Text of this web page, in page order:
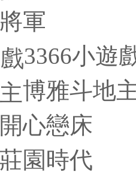
軍
3366小遊
博雅斗地
開心戀床
莊園時代